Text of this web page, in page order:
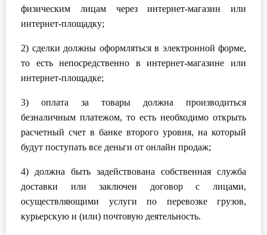
Юридический помощник
Интернет-магазин
Обучение
Тарифы
Тестирование для
бухгалтера
физическим лицам через интернет-магазин или
интернет-площадку;
2) сделки должны оформляться в электронной форме,
то есть непосредственно в интернет-магазине или
интернет-площадке;
3) оплата за товары должна производиться
безналичным платежом, то есть необходимо открыть
расчетный счет в банке второго уровня, на который
будут поступать все деньги от онлайн продаж;
4) должна быть задействована собственная служба
доставки или заключен договор с лицами,
осуществляющими услуги по перевозке грузов,
курьерскую и (или) почтовую деятельность.